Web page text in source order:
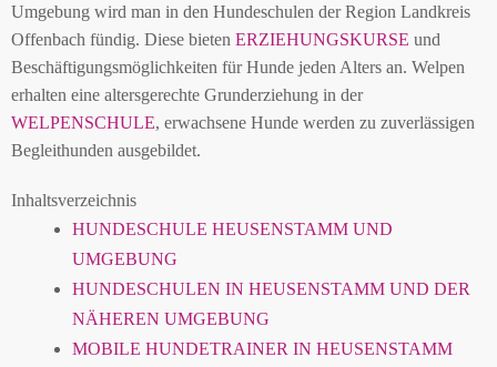
Umgebung wird man in den Hundeschulen der Region Landkreis
Offenbach fündig. Diese bieten ERZIEHUNGSKURSE und
Beschäftigungsmöglichkeiten für Hunde jeden Alters an. Welpen
erhalten eine altersgerechte Grunderziehung in der
WELPENSCHULE, erwachsene Hunde werden zu zuverlässigen
Begleithunden ausgebildet.
Inhaltsverzeichnis
HUNDESCHULE HEUSENSTAMM UND
UMGEBUNG
HUNDESCHULEN IN HEUSENSTAMM UND DER
NÄHEREN UMGEBUNG
MOBILE HUNDETRAINER IN HEUSENSTAMM